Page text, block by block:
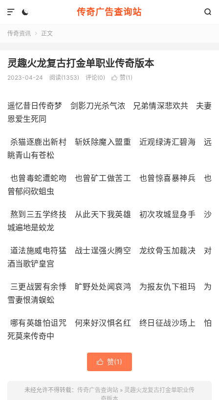
传奇广告查询站
 

传奇资讯  正文
灵趣火龙复古打金单职业传奇版本
2023-04-24 阅读(1353) 评论(0)  赞(1 )
遥忆昔日传奇梦 剑影刀光杀气浓 兄弟情深悲欢共 夫妻
恩爱生死同
杀猫逐鹿出新村 斩妖除魔入盟重 近观绿涛汇碧海 远
眺青山有苍松
也曾毒蛇遭蛇吻 也曾矿工做苦工 也曾惊喜暴神兵 也
曾郁闷砍蛆虫
熬到三五学终技 从此天下我英雄 初次攻城显身手 沙
城遍地是蛟龙
道法施威电符猛 战士逞强火腾空 龙纹骨玉加裁决 对
酒当歌铲皇宫
三更战罢有余悸 旷野处处闻哀鸿 为报友仇下祖玛 为
雪妻恨清蜈蚣
哪有英雄怕诅咒 何来好汉惧名红 终日征战沙场上 怕
死莫来传奇中
 赞(1)
未经允许不得转载： 传奇广告查询站 » 灵趣火龙复古打金单职业传